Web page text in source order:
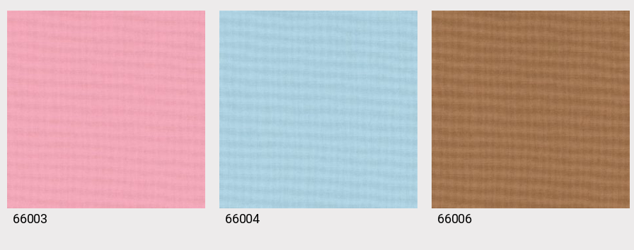
66003 66004 66006